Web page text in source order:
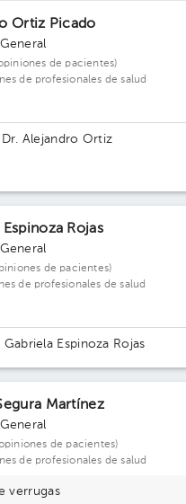
Ortiz Picado
de pacientes)
de profesionales de salud
Alejandro Ortiz
Rojas
de pacientes)
de profesionales de salud
Espinoza Rojas
Martínez
de pacientes)
de profesionales de salud
verrugas